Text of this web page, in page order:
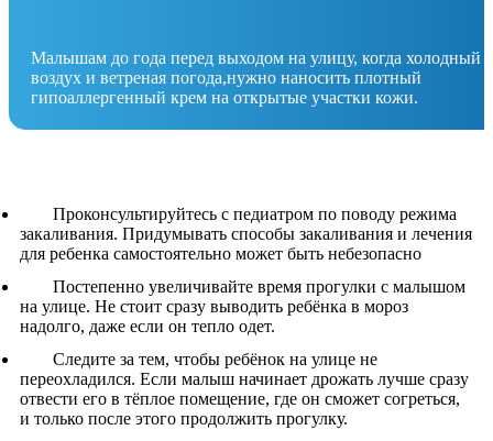
Малышам до года перед выходом на улицу, когда холодный
воздух и ветреная погода,нужно наносить плотный
гипоаллергенный крем на открытые участки кожи.
Проконсультируйтесь с педиатром по поводу режима
закаливания. Придумывать способы закаливания и лечения
для ребенка самостоятельно может быть небезопасно
Постепенно увеличивайте время прогулки с малышом
на улице. Не стоит сразу выводить ребёнка в мороз
надолго, даже если он тепло одет.
Следите за тем, чтобы ребёнок на улице не
переохладился. Если малыш начинает дрожать лучше сразу
отвести его в тёплое помещение, где он сможет согреться,
и только после этого продолжить прогулку.